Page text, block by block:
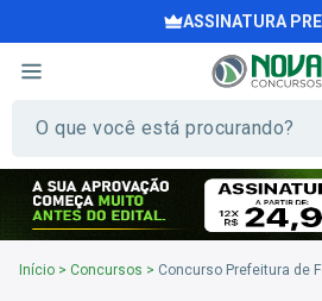
ASSINATURA
Início > Concursos > Concurso Prefeitura de